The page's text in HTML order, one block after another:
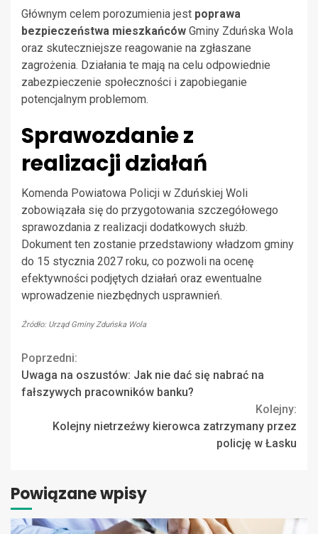
Głównym celem porozumienia jest poprawa
bezpieczeństwa mieszkańców Gminy Zduńska Wola
oraz skuteczniejsze reagowanie na zgłaszane
zagrożenia. Działania te mają na celu odpowiednie
zabezpieczenie społeczności i zapobieganie
potencjalnym problemom.
Sprawozdanie z
realizacji działań
Komenda Powiatowa Policji w Zduńskiej Woli
zobowiązała się do przygotowania szczegółowego
sprawozdania z realizacji dodatkowych służb.
Dokument ten zostanie przedstawiony władzom gminy
do 15 stycznia 2027 roku, co pozwoli na ocenę
efektywności podjętych działań oraz ewentualne
wprowadzenie niezbędnych usprawnień.
Źródło: Urząd Gminy Zduńska Wola
Continue
Reading
Poprzedni:
Uwaga na oszustów: Jak nie dać się nabrać na
fałszywych pracowników banku?
Kolejny:
Kolejny nietrzeźwy kierowca zatrzymany przez
policję w Łasku
Powiązane wpisy